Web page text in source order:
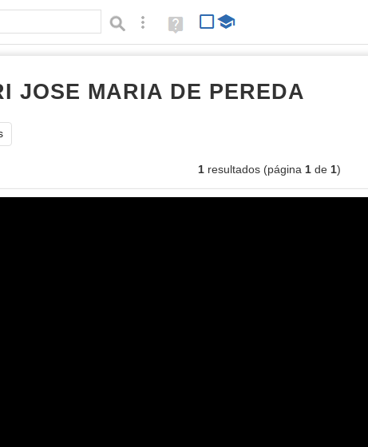
Búsqueda avanzada
Ayuda
(en
JOSE MARIA DE PEREDA
1resultados (página 1de 1)